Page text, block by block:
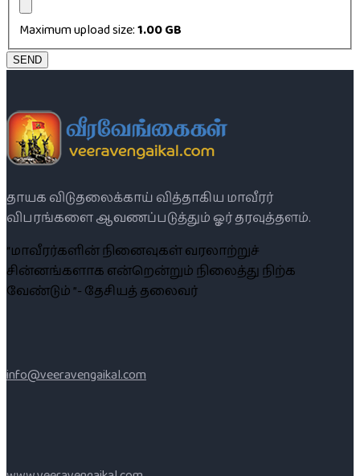
Maximum upload size:1.00 GB
SEND
தாயக விடுதலைக்காய் வித்தாகிய மாவீரர்
விபரங்களை ஆவணப்படுத்தும் ஓர் தரவுத்தளம்.
“மாவீரர்களின் நினைவுகள் வரலாற்றுச்
சின்னங்களாக என்றென்றும் நிலைத்து நிற்க
வேண்டும் ”- தேசியத் தலைவர்
info@veeravengaikal.com